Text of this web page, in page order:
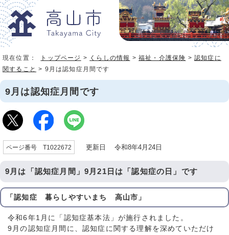
現在位置： トップページ > くらしの情報 >福祉・介護保険 >認知症に
関すること > 9月は認知症月間です
9月は認知症月間です
ページ番号 T1022672 更新日 令和8年4月24日
9月は「認知症月間」9月21日は「認知症の日」です
「認知症 暮らしやすいまち 高山市」
令和6年1月に「認知症基本法」が施行されました。
9月の認知症月間に、認知症に関する理解を深めていただけ